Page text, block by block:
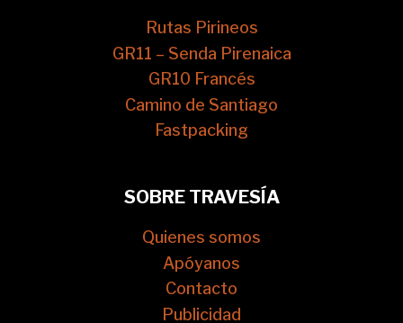
Rutas Pirineos
GR11 – Senda Pirenaica
GR10 Francés
Camino de Santiago
Fastpacking
SOBRE TRAVESÍA
Quienes somos
Apóyanos
Contacto
Publicidad